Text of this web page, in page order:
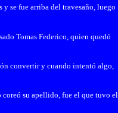
se fue arriba del travesaño, luego
Tomas Federico, quien quedó
convertir y cuando intentó algo,
su apellido, fue el que tuvo el